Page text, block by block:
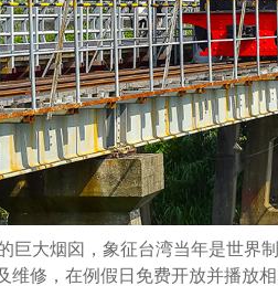
巨大烟囟，象征台湾当年是世界
维修，在例假日免费开放并播放